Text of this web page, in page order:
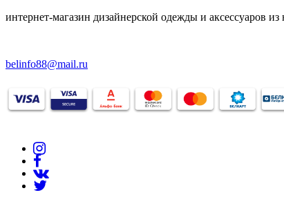
интернет-магазин дизайнерской одежды и аксессуаров из
belinfo88@mail.ru